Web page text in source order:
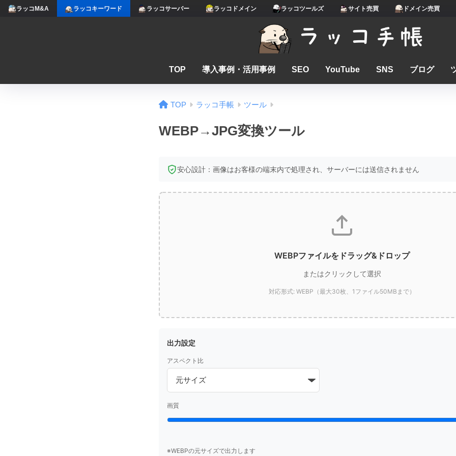
ラッコM&A ラッコキーワード ラッコサーバー ラッコドメイン ラッコツールズ サイト売買 ドメイン売買
TOP 導入事例・活用事例 SEO YouTube SNS ブログ
TOP ラッコ手帳 ツール
WEBP→JPG変換ツール
安心設計：画像はお客様の端末内で処理され、サーバーには送信されません
WEBPファイルをドラッグ&ドロップ
またはクリックして選択
対応形式: WEBP（最大30枚、1ファイル50MBまで）
出力設定
アスペクト比
画質
※WEBPの元サイズで出力します